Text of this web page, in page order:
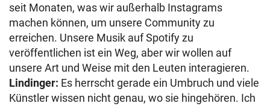
seit Monaten, was wir außerhalb Instagrams
machen können, um unsere Community zu
erreichen. Unsere Musik auf Spotify zu
veröffentlichen ist ein Weg, aber wir wollen auf
unsere Art und Weise mit den Leuten interagieren.
Lindinger: Es herrscht gerade ein Umbruch und viele
Künstler wissen nicht genau, wo sie hingehören. Ich